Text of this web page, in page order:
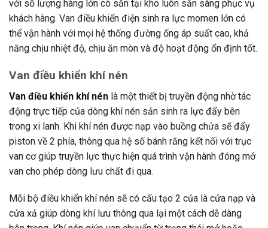
với số lượng hàng lớn có sẵn tại kho luôn sẵn sàng phục vụ
khách hàng. Van điều khiển điện sinh ra lực momen lớn có
thể vận hành với mọi hệ thống đường ống áp suất cao, khả
năng chịu nhiệt độ, chịu ăn mòn và độ hoạt động ổn định tốt.
Van điều khiển khí nén
Van điều khiển khí nén là một thiết bị truyền động nhờ tác
động trực tiếp của dòng khí nén sản sinh ra lực đẩy bên
trong xi lanh. Khi khí nén được nạp vào buồng chứa sẽ đẩy
piston về 2 phía, thông qua hệ số bánh răng kết nối với trục
van cơ giúp truyền lực thực hiện quá trình vận hành đóng mở
van cho phép dòng lưu chất đi qua.
Mỗi bộ điều khiển khí nén sẽ có cấu tạo 2 của là cửa nạp và
cửa xả giúp dòng khí lưu thông qua lại một cách dễ dàng